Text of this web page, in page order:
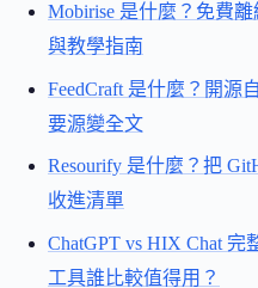
Mobirise 是什麼？免費
與教學指南
FeedCraft 是什麼？開源
要源變全文
Resourify 是什麼？把
收進清單
ChatGPT vs HIX Chat
工具誰比較值得用？